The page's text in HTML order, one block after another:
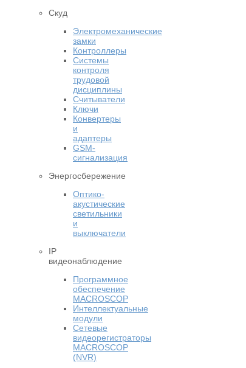
Скуд
Электромеханические
замки
Контроллеры
Системы
контроля
трудовой
дисциплины
Считыватели
Ключи
Конвертеры
и
адаптеры
GSM-
сигнализация
Энергосбережение
Оптико-
акустические
светильники
и
выключатели
IP
видеонаблюдение
Программное
обеспечение
MACROSCOP
Интеллектуальные
модули
Сетевые
видеорегистраторы
MACROSCOP
(NVR)